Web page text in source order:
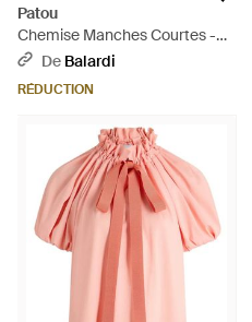
Patou
Chemise Manches Courtes -
RoseDe Balardi
RÉDUCTION